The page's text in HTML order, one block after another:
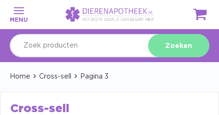
MENU
Zoeken
Home Cross-sell Pagina 3
Cross-sell